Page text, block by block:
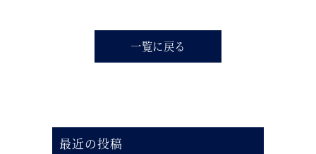
一覧に戻る
最近の投稿